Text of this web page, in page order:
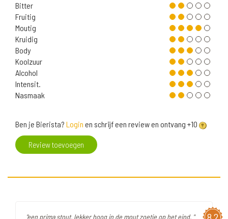
Bitter
Fruitig
Moutig
Kruidig
Body
Koolzuur
Alcohol
Intensit.
Nasmaak
Ben je Bierista? Login en schrijf een review en ontvang +10
Review toevoegen
"een prima stout. lekker hoog in de mout zoetje op het eind. "